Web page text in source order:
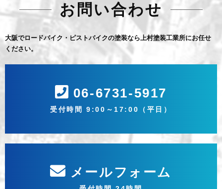
お問い合わせ
大阪でロードバイク・ピストバイクの塗装なら上村塗装工業所にお任せ
ください。
06-6731-5917
受付時間 9:00～17:00（平日）
メールフォーム